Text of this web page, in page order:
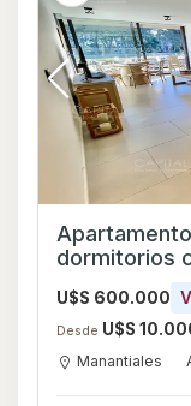
dormitorios con Piscina en
U$S 600.000
Desde U$S
Manantiales